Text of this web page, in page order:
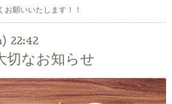
お願いいたします！！
22:42
切なお知らせ